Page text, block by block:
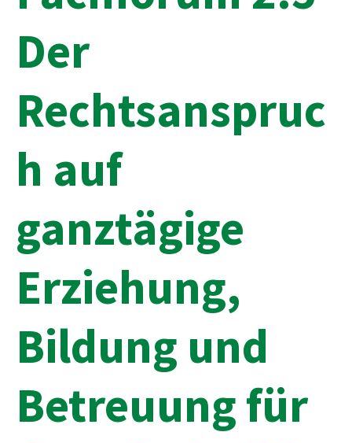
Der
Rechtsanspruc
h auf
ganztägige
Erziehung,
Bildung und
Betreuung für